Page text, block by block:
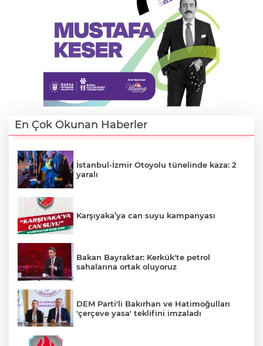
En Çok Okunan Haberler
İstanbul-İzmir Otoyolu tünelinde kaza: 2
yaralı
Karşıyaka’ya can suyu kampanyası
Bakan Bayraktar: Kerkük'te petrol
sahalarına ortak oluyoruz
DEM Parti'li Bakırhan ve Hatimoğulları
'çerçeve yasa' teklifini imzaladı